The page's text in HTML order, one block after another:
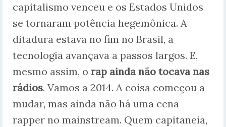
capitalismo venceu e os Estados Unidos
se tornaram potência hegemônica. A
ditadura estava no fim no Brasil, a
tecnologia avançava a passos largos. E,
mesmo assim, o rap ainda não tocava nas
rádios. Vamos a 2014. A coisa começou a
mudar, mas ainda não há uma cena
rapper no mainstream. Quem capitaneia,